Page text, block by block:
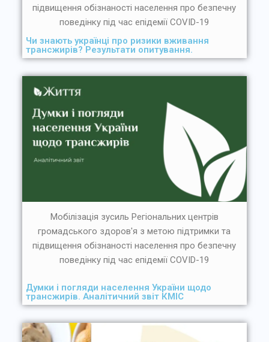
підвищення обізнаності населення про безпечну
поведінку під час епідемії COVID-19
Чи знають українці про ризики вживання
трансжирів? Результати опитування.
Мобілізація зусиль Регіональних центрів
громадського здоров'я з метою підтримки та
підвищення обізнаності населення про безпечну
поведінку під час епідемії COVID-19
Думки і погляди населення України щодо
трансжирів. Аналітичний звіт КМІС